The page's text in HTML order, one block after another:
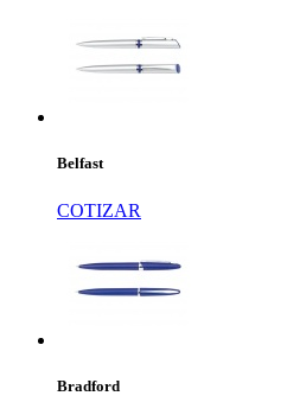
Belfast
COTIZAR
Bradford